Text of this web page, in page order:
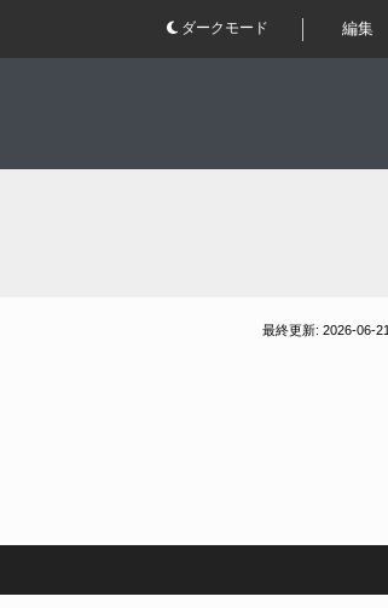
ダークモード 編集
最終更新: 2026-06-